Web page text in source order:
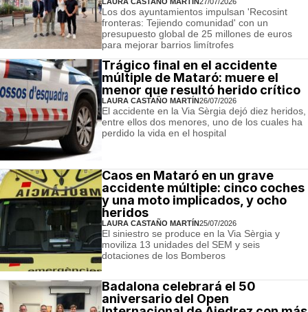
Los dos ayuntamientos impulsan 'Recosint
fronteras: Tejiendo comunidad' con un
presupuesto global de 25 millones de euros
para mejorar barrios limítrofes
Trágico final en el accidente
múltiple de Mataró: muere el
menor que resultó herido crítico
LAURA CASTAÑO MARTÍN26/07/2026
El accidente en la Via Sèrgia dejó diez heridos,
entre ellos dos menores, uno de los cuales ha
perdido la vida en el hospital
Caos en Mataró en un grave
accidente múltiple: cinco coches
y una moto implicados, y ocho
heridos
LAURA CASTAÑO MARTÍN25/07/2026
El siniestro se produce en la Via Sèrgia y
moviliza 13 unidades del SEM y seis
dotaciones de los Bomberos
Badalona celebrará el 50
aniversario del Open